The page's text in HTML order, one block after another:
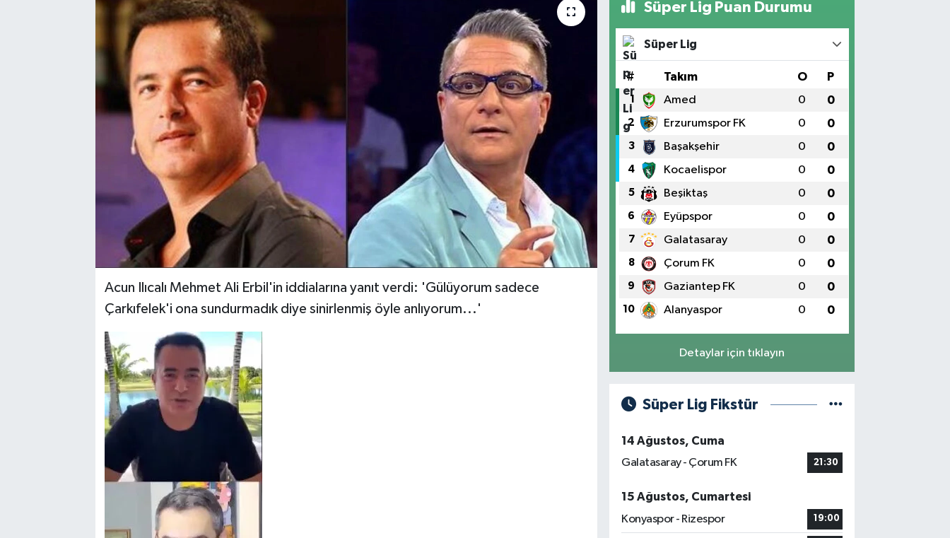
Acun Ilıcalı Mehmet Ali Erbil'in iddialarına yanıt verdi: 'Gülüyorum sadece
Çarkıfelek'i ona sundurmadık diye sinirlenmiş öyle anlıyorum...'
Süper Lig Puan Durumu
Süper Lig
# Takım O P
1 Amed 0 0
2 Erzurumspor FK 0 0
3 Başakşehir 0 0
4 Kocaelispor 0 0
5 Beşiktaş 0 0
6 Eyüpspor 0 0
7 Galatasaray 0 0
8 Çorum FK 0 0
9 Gaziantep FK 0 0
10 Alanyaspor 0 0
Detaylar için tıklayın
Süper Lig Fikstür
14 Ağustos, Cuma
Galatasaray - Çorum FK
21:30
15 Ağustos, Cumartesi
Konyaspor - Rizespor
19:00